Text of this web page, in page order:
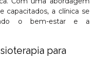
capacitados, a clínica se
o bem-estar e a
para